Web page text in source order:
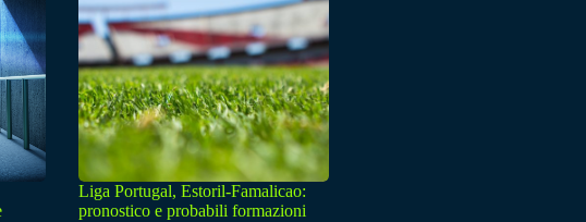
Liga Portugal, Estoril-Famalicao:
pronostico e probabili formazioni